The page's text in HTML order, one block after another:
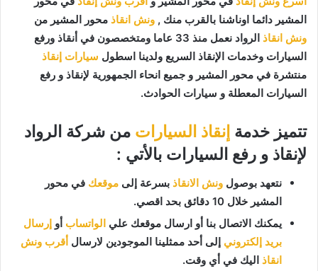
المشير دائما اوناشنا بالقرب منك , ونش انقاذ محور المشير من
ونش انقاذ
الرواد نعمل منذ 33 عاما ومتخصصون في أنقاذ ورفع
السيارات وخدمات الإنقاذ السريع ولدينا اسطول سيارات إنقاذ
منتشرة في محور المشير و جميع انحاء الجمهورية لإنقاذ و رفع
السيارات المعطلة و سيارات الحوادث.
تتميز خدمة إنقاذ السيارات من شركة الرواد
لإنقاذ و رفع السيارات بالأتي :
نتعهد بوصول ونش الانقاذ بسرعة إلى موقعك في محور
المشير خلال 10 دقائق بحد اقصي.
يمكنك الاتصال بنا أو ارسال موقعك علي الواتساب أو إرسال
بريد إلكتروني إلى أحد ممثلينا الموجودين لارسال أقرب ونش
انقاذ اليك في أي وقت.